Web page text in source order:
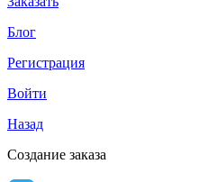
Блог
Регистрация
Войти
Назад
Создание заказа